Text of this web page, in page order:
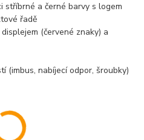
stříbrné a černé barvy s logem
řadě
(červené znaky) a
(imbus, nabíjecí odpor, šroubky)